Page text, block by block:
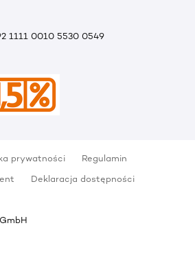
1111 0010 5530 0549
prywatności
Regulamin
Deklaracja dostępności